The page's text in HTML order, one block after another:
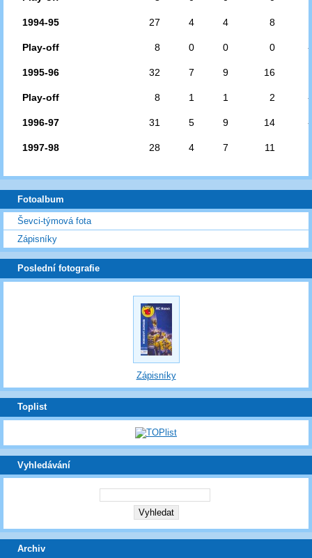
1994-95 27 4 4 8
Play-off 8 0 0 0
1995-96 32 7 9 16
Play-off 8 1 1 2
1996-97 31 5 9 14
1997-98 28 4 7 11
Fotoalbum
Ševci-týmová fota
Zápisníky
Poslední fotografie
Zápisníky
Toplist
Vyhledávání
Archiv